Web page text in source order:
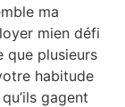
ma
mien défi
que plusieurs
habitude
gagent